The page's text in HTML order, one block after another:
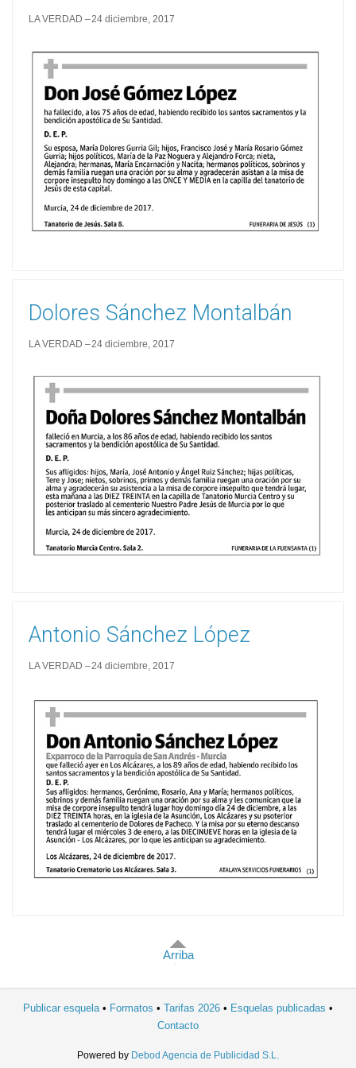
LA VERDAD 24 diciembre, 2017
Dolores Sánchez Montalbán
LA VERDAD 24 diciembre, 2017
Antonio Sánchez López
LA VERDAD 24 diciembre, 2017
Arriba
Publicar esquela Formatos Tarifas 2026
Esquelas publicadas
Contacto
Powered by Debod Agencia de Publicidad S.L.